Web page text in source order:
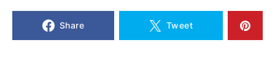
Share Tweet